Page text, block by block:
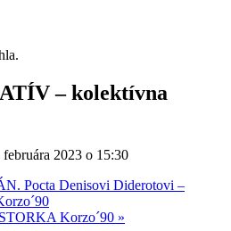
– kolektívna
februára 2023 o 15:30
Pocta Denisovi Diderotovi –
Korzo´90 »